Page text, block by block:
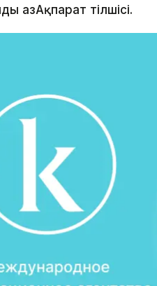
ҚазАқпарат тілшісі.